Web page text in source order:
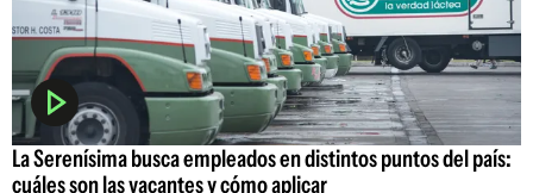
La Serenísima busca empleados en distintos puntos del país:
cuáles son las vacantes y cómo aplicar